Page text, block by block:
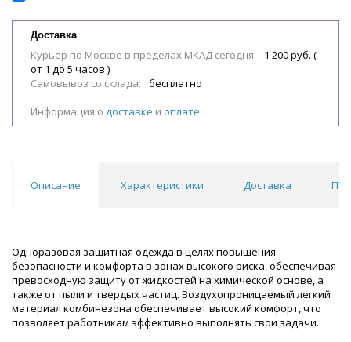
Доставка
Курьер по Москве в пределах МКАД сегодня:
1 200 руб. (
от 1 до 5 часов )
Самовывоз со склада:
бесплатно
Информация о доставке и оплате
Описание Характеристики Доставка
Одноразовая защитная одежда в целях повышения
безопасности и комфорта в зонах высокого риска, обеспечивая
превосходную защиту от жидкостей на химической основе, а
также от пыли и твердых частиц. Воздухопроницаемый легкий
материал комбинезона обеспечивает высокий комфорт, что
позволяет работникам эффективно выполнять свои задачи.